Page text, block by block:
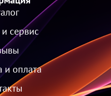
сервис
и оплата